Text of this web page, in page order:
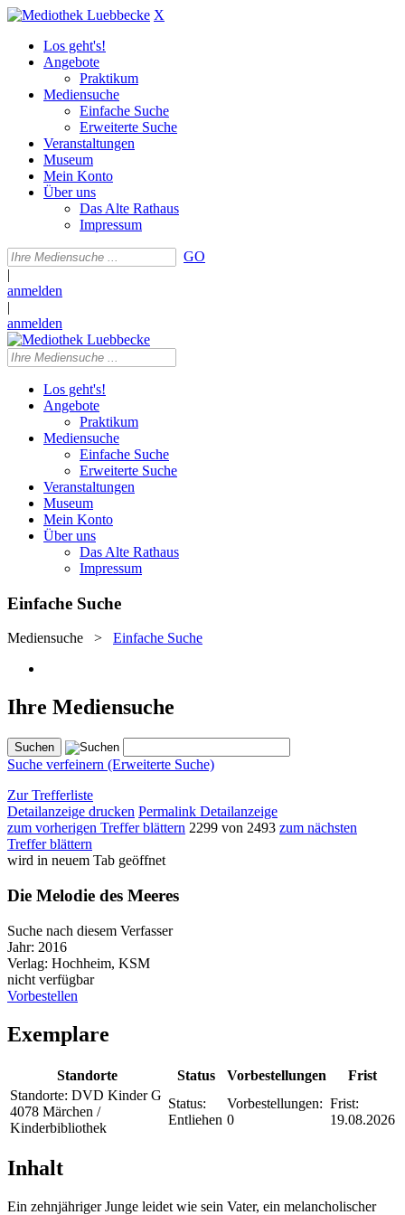
X
Los geht's!
Angebote
Praktikum
Mediensuche
Einfache Suche
Erweiterte Suche
Veranstaltungen
Museum
Mein Konto
Über uns
Das Alte Rathaus
Impressum
GO
|
anmelden
|
anmelden
Los geht's!
Angebote
Praktikum
Mediensuche
Einfache Suche
Erweiterte Suche
Veranstaltungen
Museum
Mein Konto
Über uns
Das Alte Rathaus
Impressum
Einfache Suche
Mediensuche > Einfache Suche
Ihre Mediensuche
Suche verfeinern (Erweiterte Suche)
Zur Trefferliste
Detailanzeige drucken Permalink Detailanzeige
zum vorherigen Treffer blättern 2299 von 2493 zum nächsten
Treffer blättern
wird in neuem Tab geöffnet
Die Melodie des Meeres
Suche nach diesem Verfasser
Jahr: 2016
Verlag: Hochheim, KSM
nicht verfügbar
Vorbestellen
Exemplare
Standorte Status Vorbestellungen
Frist
Standorte: DVD Kinder G
4078 Märchen /
Kinderbibliothek
Status:
Entliehen
Vorbestellungen:
0
Frist:
19.08.2026
Inhalt
Ein zehnjähriger Junge leidet wie sein Vater, ein melancholischer